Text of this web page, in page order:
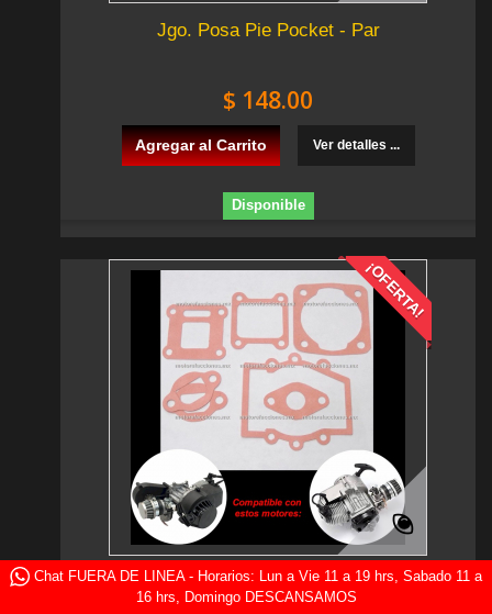
Jgo. Posa Pie Pocket - Par
$ 148.00
Agregar al Carrito Ver detalles ...
Disponible
¡OFERTA!
Juntas de Motor Pocket 49cc - Pistera y...
Chat FUERA DE LINEA - Horarios: Lun a Vie 11 a 19 hrs, Sabado 11 a
16 hrs, Domingo DESCANSAMOS